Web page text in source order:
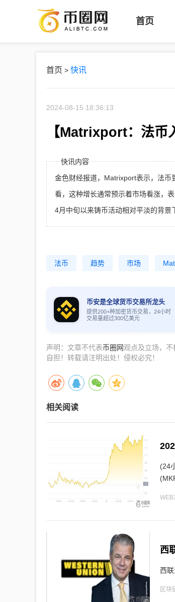
币
首页
首页 > 快讯
2024-08-15 18:36:13
【Matrixport：法币
快讯内容
金色财经报道，Matrixport表示，法币
看，这种增长通常预示着市场看涨，
4月中旬以来铸币活动相对平淡的背景
法币 趋势 市场
币安是全球货币交易所龙头
提供200+种加密货币交易，24小时
交易量超过300亿美元
声明：文章不代表币圈网观点及立场，
自担！转载请注明出处！侵权必究！
相关阅读
(24
西
西
区块